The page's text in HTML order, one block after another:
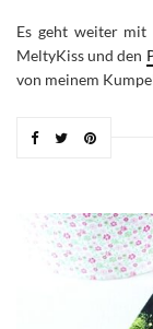
Es geht weiter mit
MeltyKiss und den
von meinem